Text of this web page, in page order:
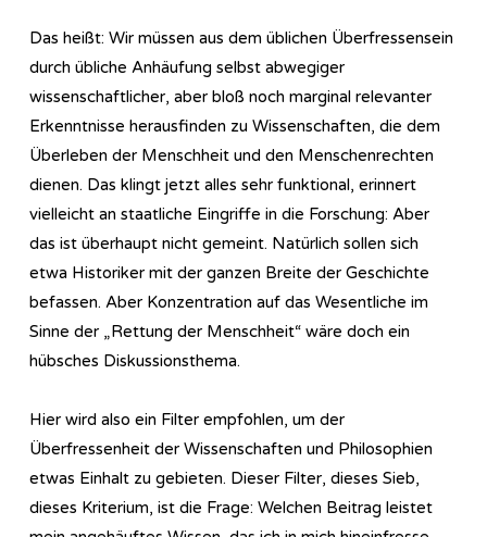
Das heißt: Wir müssen aus dem üblichen Überfressensein
durch übliche Anhäufung selbst abwegiger
wissenschaftlicher, aber bloß noch marginal relevanter
Erkenntnisse herausfinden zu Wissenschaften, die dem
Überleben der Menschheit und den Menschenrechten
dienen. Das klingt jetzt alles sehr funktional, erinnert
vielleicht an staatliche Eingriffe in die Forschung: Aber
das ist überhaupt nicht gemeint. Natürlich sollen sich
etwa Historiker mit der ganzen Breite der Geschichte
befassen. Aber Konzentration auf das Wesentliche im
Sinne der „Rettung der Menschheit“ wäre doch ein
hübsches Diskussionsthema.
Hier wird also ein Filter empfohlen, um der
Überfressenheit der Wissenschaften und Philosophien
etwas Einhalt zu gebieten. Dieser Filter, dieses Sieb,
dieses Kriterium, ist die Frage: Welchen Beitrag leistet